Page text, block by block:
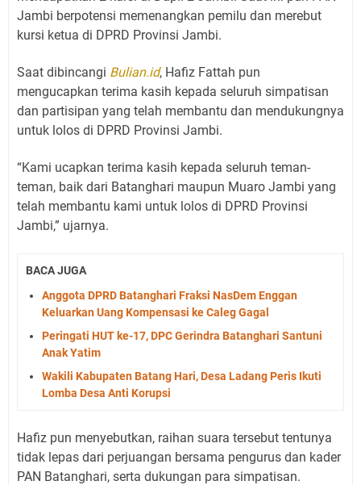
Jambi berpotensi memenangkan pemilu dan merebut
kursi ketua di DPRD Provinsi Jambi.
Saat dibincangi Bulian.id, Hafiz Fattah pun
mengucapkan terima kasih kepada seluruh simpatisan
dan partisipan yang telah membantu dan mendukungnya
untuk lolos di DPRD Provinsi Jambi.
“Kami ucapkan terima kasih kepada seluruh teman-
teman, baik dari Batanghari maupun Muaro Jambi yang
telah membantu kami untuk lolos di DPRD Provinsi
Jambi,” ujarnya.
BACA JUGA
Anggota DPRD Batanghari Fraksi NasDem Enggan
Keluarkan Uang Kompensasi ke Caleg Gagal
Peringati HUT ke-17, DPC Gerindra Batanghari Santuni
Anak Yatim
Wakili Kabupaten Batang Hari, Desa Ladang Peris Ikuti
Lomba Desa Anti Korupsi
Hafiz pun menyebutkan, raihan suara tersebut tentunya
tidak lepas dari perjuangan bersama pengurus dan kader
PAN Batanghari, serta dukungan para simpatisan.